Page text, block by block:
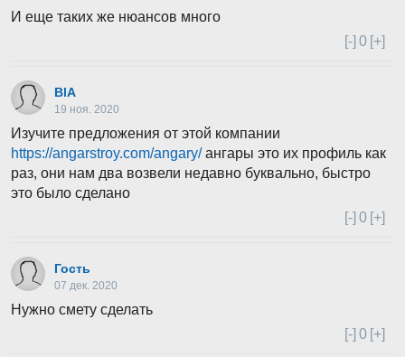
И еще таких же нюансов много
[-] 0 [+]
BlA
19 ноя. 2020
Изучите предложения от этой компании
https://angarstroy.com/angary/ангары это их профиль как
раз, они нам два возвели недавно буквально, быстро
это было сделано
[-] 0 [+]
Гость
07 дек. 2020
Нужно смету сделать
[-] 0 [+]